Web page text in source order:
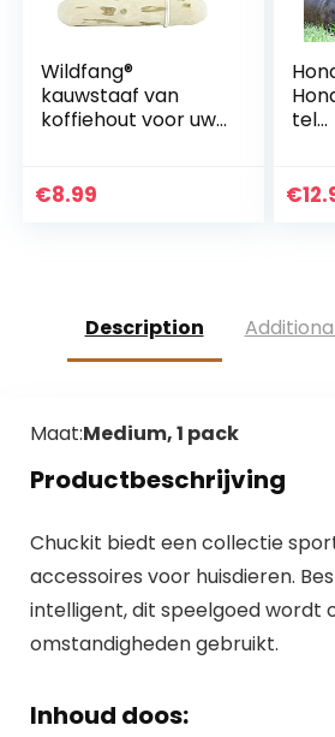
Wildfang®
kauwstaaf van
koffiehout voor uw
houtrol –
kauwstaaf voor uw
hond
€8.99
tel
€
Description
Maat:Medium, 1 pack
Productbeschrijving
Chuckit biedt een collectie
accessoires voor huisdieren.
intelligent, dit speelgoed wordt
omstandigheden gebruikt.
Inhoud doos: